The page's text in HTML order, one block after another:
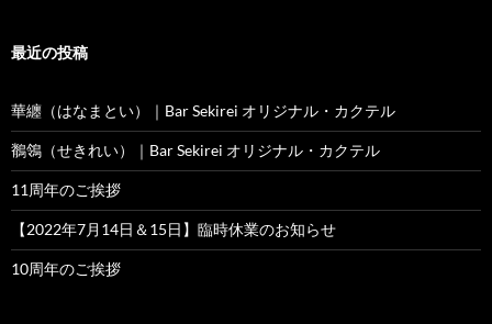
最近の投稿
華纏（はなまとい）｜Bar Sekirei オリジナル・カクテル
鶺鴒（せきれい）｜Bar Sekirei オリジナル・カクテル
11周年のご挨拶
【2022年7月14日＆15日】臨時休業のお知らせ
10周年のご挨拶